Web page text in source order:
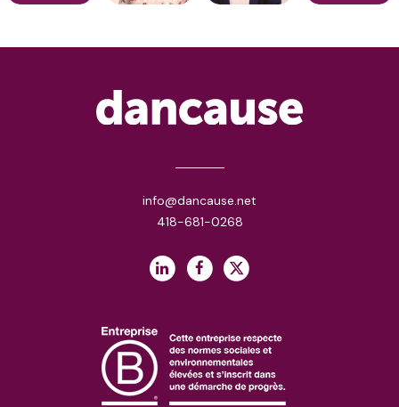
info@dancause.net
418-681-0268